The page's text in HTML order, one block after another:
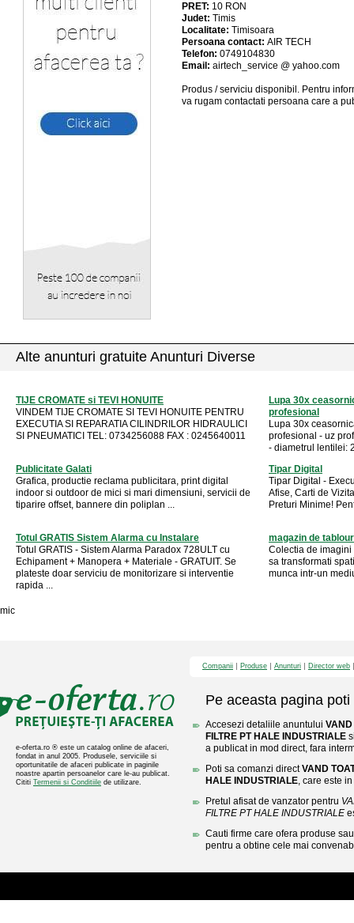
PRET: 10 RON
Judet: Timis
Localitate: Timisoara
Persoana contact: AIR TECH
Telefon: 0749104830
Email: airtech_service @ yahoo.com
Produs / serviciu disponibil . Pentru
va rugam contactati persoana care a
Alte anunturi gratuite Anunturi Diverse
TIJE CROMATE si TEVI HONUITE
VINDEM TIJE CROMATE SI TEVI HONUITE PENTRU
EXECUTIA SI REPARATIA CILINDRILOR HIDRAULICI
SI PNEUMATICI TEL: 0734256088 FAX : 0245640011
Lupa 30x
profesional
Lupa 30x
profesional - uz
- diametrul lentilei:
Publicitate Galati
Grafica, productie reclama publicitara, print digital
indoor si outdoor de mici si mari dimensiuni, servicii de
tiparire offset, bannere din poliplan ...
Tipar Digital
Tipar Digital -
Afise, Carti de
Preturi Minime!
Totul GRATIS Sistem Alarma cu Instalare
Totul GRATIS - Sistem Alarma Paradox 728ULT cu
Echipament + Manopera + Materiale - GRATUIT. Se
plateste doar serviciu de monitorizare si interventie
rapida ...
magazin de
Colectia de
sa transformati
munca intr-un
mic
e-oferta.ro ® este un catalog online de afaceri,
fondat in anul 2005. Produsele, serviciile si
oportunitatile de afaceri publicate in paginile
noastre apartin persoanelor care le-au publicat.
Cititi Termenii si Conditiile de utilizare.
Companii Produse Anunturi Director web
Pe aceasta pagina poti
Accesezi detaliile anuntului VAND
FILTRE PT HALE INDUSTRIALE
a publicat in mod direct, fara
Poti sa comanzi directVAND
HALE INDUSTRIALE, care este
Pretul afisat de vanzator pentru
FILTRE PT HALE INDUSTRIALE
Cauti firme care ofera produse
pentru a obtine cele mai